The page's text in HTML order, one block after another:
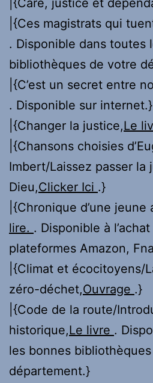
|{Ces magistrats qui
. Disponible dans toutes
bibliothèques de votre
|{C’est un secret entre
. Disponible sur internet.}
|{Changer la justice,Le
|{Chansons choisies
Imbert/Laissez passer la
Dieu,Clicker Ici .}
|{Chronique d’une jeune
lire. . Disponible à
plateformes Amazon,
|{Climat et écocitoyens/
zéro-déchet,Ouvrage .}
|{Code de la route/
historique,Le livre .
les bonnes
département.}